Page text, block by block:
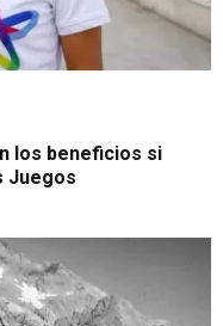
los beneficios si
Juegos